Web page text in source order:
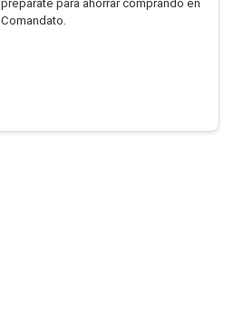
prepárate para ahorrar comprando en
Comandato.